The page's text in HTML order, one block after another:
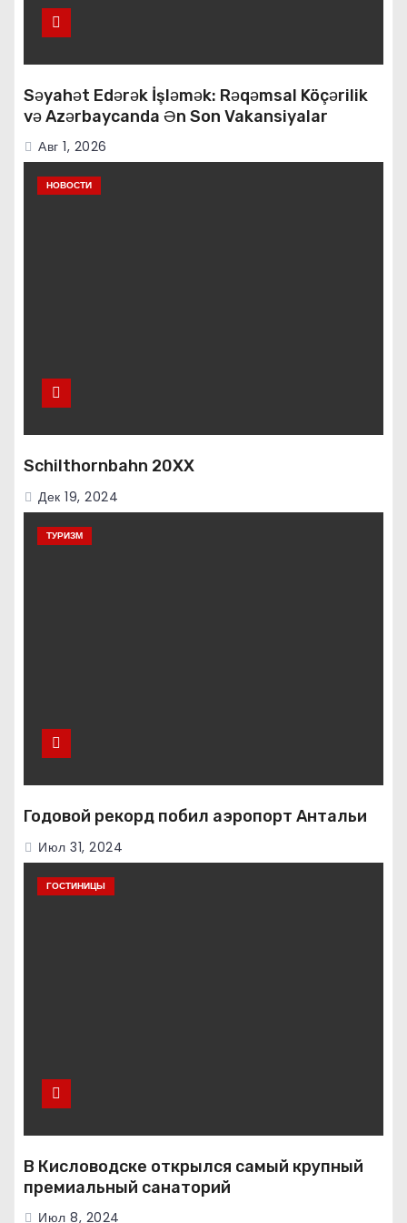
Səyahət Edərək İşləmək: Rəqəmsal Köçərilik
və Azərbaycanda Ən Son Vakansiyalar
Авг 1, 2026
НОВОСТИ
Schilthornbahn 20XX
Дек 19, 2024
ТУРИЗМ
Годовой рекорд побил аэропорт Антальи
Июл 31, 2024
ГОСТИНИЦЫ
В Кисловодске открылся самый крупный
премиальный санаторий
Июл 8, 2024